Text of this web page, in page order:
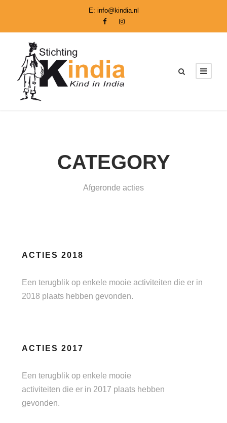
E: info@kindia.nl
CATEGORY
Afgeronde acties
ACTIES 2018
Een terugblik op enkele mooie activiteiten die er in
2018 plaats hebben gevonden.
ACTIES 2017
Een terugblik op enkele mooie
activiteiten die er in 2017 plaats hebben
gevonden.